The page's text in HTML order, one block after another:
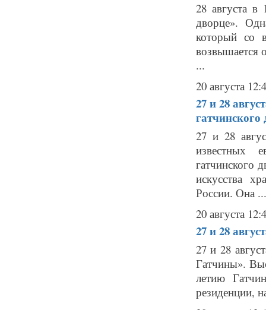
28 августа
дворце».
который со
возвышается
...
20 августа
27 и 28
гатчинского
27 и 28
известных
гатчинского
искусства
России. Она ...
20 августа
27 и 28
27 и 28
Гатчины».
летию
резиденции,